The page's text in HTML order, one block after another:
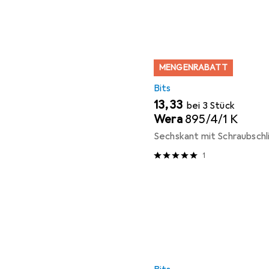
MENGENRABATT
Bits
EUR
13,33 bei 3 Stück
Wera 895/4/1 K
Sechskant mit
1